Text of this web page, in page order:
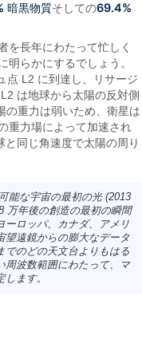
暗黒物質そしての69.4%
を長年にわたって忙しく
明らかにするでしょう。
点 L2 に到達し、リサージ
は地球から太陽の反対側
の重力は弱いため、衛星は
重力場によって加速され
同じ角速度で太陽の周り
能な宇宙の最初の光 (2013
万年後の創造の最初の瞬間
ーロッパ、カナダ、アメリ
望遠鏡からの膨大なデータ
でのどの天文台よりもはる
周波数範囲にわたって、マ
ます。